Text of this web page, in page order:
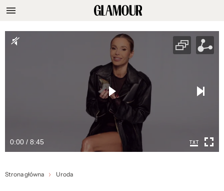
0:00 / 8:45
Strona główna Uroda